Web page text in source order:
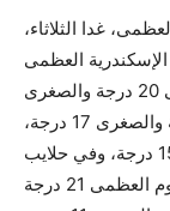
غدا الثلاثاء،
14 درجة، وفي الإسكندرية العظمى
20 والصغرى 15 درجة، وفي بورسعيد العظمى 20 درجة والصغرى
16 درجة، وفي شرم الشيخ العظمى 22 درجة والصغرى 17 درجة،
وفي أسوان العظمى 24 درجة والصغرى 15 درجة، وفي حلايب
العظمى 24 درجة والصغرى 16 درجة، والسلوم العظمى 21 درجة